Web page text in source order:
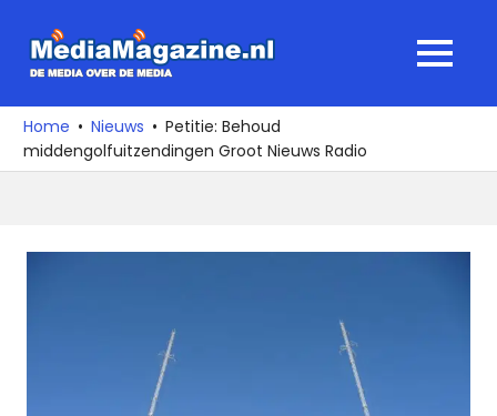
naar
media
over
de
MENU
Home Nieuws
Petitie: Behoud
middengolfuitzendingen Groot Nieuws Radio